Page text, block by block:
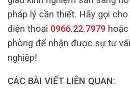
pháp lý cần thiết. Hãy gọi
điện thoại 0966.22.7979
phòng để nhận được sự tư
nghiệp!
CÁC BÀI VIẾT LIÊN QUAN: